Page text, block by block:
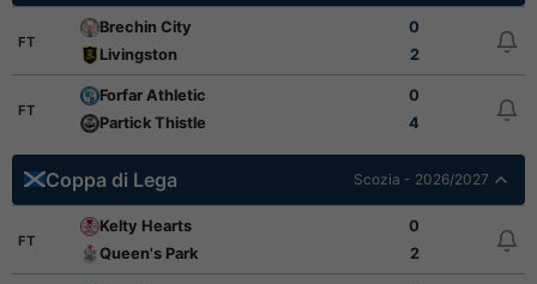
FT
Brechin City
0
Livingston
2
FT
Forfar Athletic
0
Partick Thistle
4
Coppa di Lega Scozia - 2026/2027
FT
Kelty Hearts
0
Queen's Park
2